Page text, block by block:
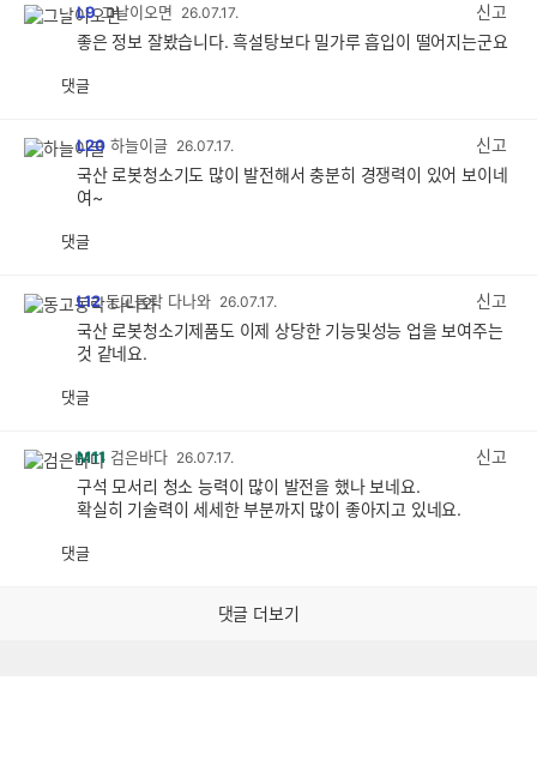
L9 그날이오면 26.07.17.
신고
좋은 정보 잘봤습니다. 흑설탕보다 밀가루 흡입이 떨어지는군요
댓글
L20 하늘이글 26.07.17.
신고
국산 로봇청소기도 많이 발전해서 충분히 경쟁력이 있어 보이네
여~
댓글
L12 동고동락 다나와 26.07.17.
신고
국산 로봇청소기제품도 이제 상당한 기능및성능 업을 보여주는
것 같네요.
댓글
M11 검은바다 26.07.17.
신고
구석 모서리 청소 능력이 많이 발전을 했나 보네요.
확실히 기술력이 세세한 부분까지 많이 좋아지고 있네요.
댓글
댓글 더보기